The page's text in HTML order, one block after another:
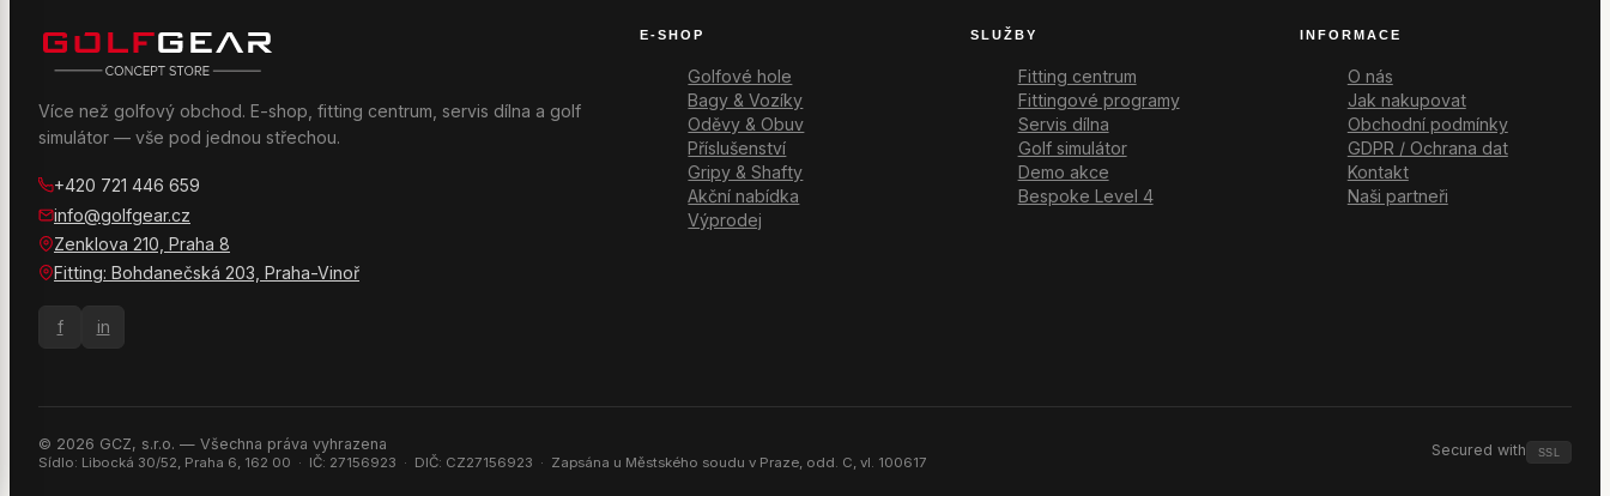
Více než golfový obchod. E-shop, fitting centrum, servis dílna a golf
simulátor — vše pod jednou střechou.
+420 721 446 659
info@golfgear.cz
Zenklova 210, Praha 8
Fitting: Bohdanečská 203, Praha-Vinoř
f in
E-SHOP
Golfové hole
Bagy & Vozíky
Oděvy & Obuv
Příslušenství
Gripy & Shafty
Akční nabídka
Výprodej
SLUŽBY
Fitting centrum
Fittingové programy
Servis dílna
Golf simulátor
Demo akce
Bespoke Level 4
INFORMACE
O nás
Jak nakupovat
Obchodní podmínky
GDPR / Ochrana dat
Kontakt
Naši partneři
© 2026 GCZ, s.r.o. — Všechna práva vyhrazena
Sídlo: Libocká 30/52, Praha 6, 162 00 · IČ: 27156923 · DIČ: CZ27156923 · Zapsána u Městského soudu v Praze, odd. C, vl. 100617
Secured with SSL